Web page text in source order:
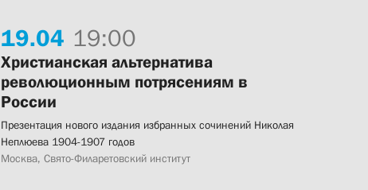
19.04 19:00
Христианская альтернатива
революционным потрясениям в
России
Презентация нового издания избранных сочинений Николая
Неплюева 1904-1907 годов
Москва, Свято-Филаретовский институт